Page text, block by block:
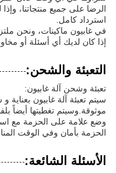
الرضا على جميع منتجاتنا،
استرداد كامل.
في غابيون ماكينات، ونحن
إذا كان لديك أي أسئلة أو
التعبئة والشحن:
تعبئة وشحن آلة غابيون:
سيتم تعبئة آلة غابيون
موثوقة.وسيتم تغطيتها أيضاً
وضع علامة على الحزمة مع
الحزمة بأمان وفي الوقت
الأسئلة الشائعة: